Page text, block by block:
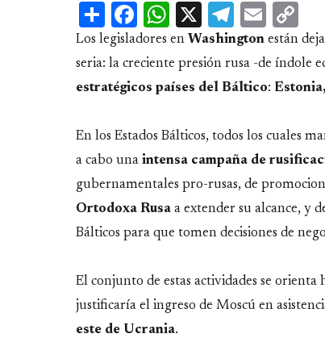
ShareFacebook
WhatsApp
X Telegram
Email
Los legisladores en Washington están
seria: la creciente presión rusa -de índole
estratégicos países del Báltico:
En los Estados Bálticos, todos los cuales
a cabo una intensa campaña de
gubernamentales pro-rusas, de
Ortodoxa Rusa a extender su alcance, y
Bálticos para que tomen decisiones de
El conjunto de estas actividades se orienta
justificaría el ingreso de Moscú en
este de Ucrania.